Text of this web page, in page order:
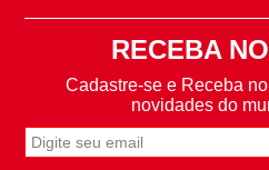
RECEBA
Cadastre-se e Receba
novidades do